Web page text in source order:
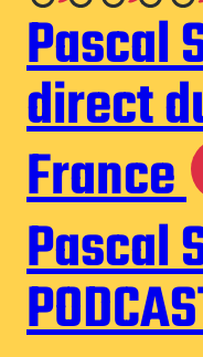
Pascal
direct
France
Pascal